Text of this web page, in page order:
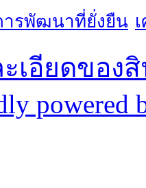
ารพัฒนาที่ยั่งยืน
ะเอียดขอ
powered